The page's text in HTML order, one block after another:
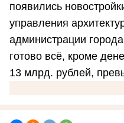
появились
управления
администрации
готово всё, кроме
13 млрд. рублей,